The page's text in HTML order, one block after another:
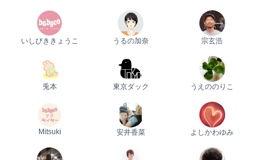
いしびききょうこ うるの加奈 宗玄浩
兎本 東京ダック うえののりこ
Mitsuki 安井香菜 よしかわゆみ
プレゼント